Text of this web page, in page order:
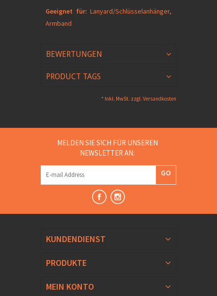
Geeignet für: Lanyard/Schlüsselanhänger,
Armband
BEWERTUNGEN
PRODUCT TAGS
* Inkl. MwSt. zzgl. Versandkosten
MELDEN SIE SICH FÜR UNSEREN
NEWSLETTER AN:
GO
KUNDENDIENST
PRODUKTE
MEIN KONTO